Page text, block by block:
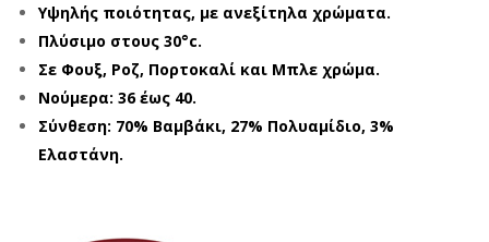
Υψηλής ποιότητας, με ανεξίτηλα χρώματα.
Πλύσιμο στους 30°c.
Σε Φουξ, Ροζ, Πορτοκαλί και Μπλε χρώμα.
Νούμερα: 36 έως 40.
Σύνθεση: 70% Βαμβάκι, 27% Πολυαμίδιο, 3%
Ελαστάνη.